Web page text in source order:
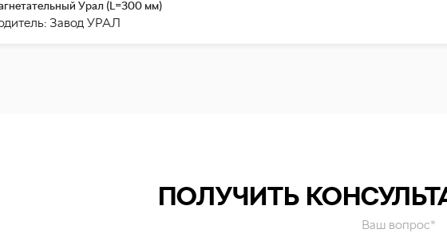
Урал (L=300 мм)
Завод УРАЛ
ПОЛУЧИТЬ
Ваш вопрос*